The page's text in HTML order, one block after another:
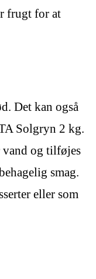
frugt for at
Det kan også
Solgryn 2 kg.
og tilføjes
smag.
eller som